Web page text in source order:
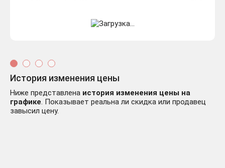
История изменения цены
Ниже представлена история изменения цены на
графике. Показывает реальна ли скидка или продавец
завысил цену.